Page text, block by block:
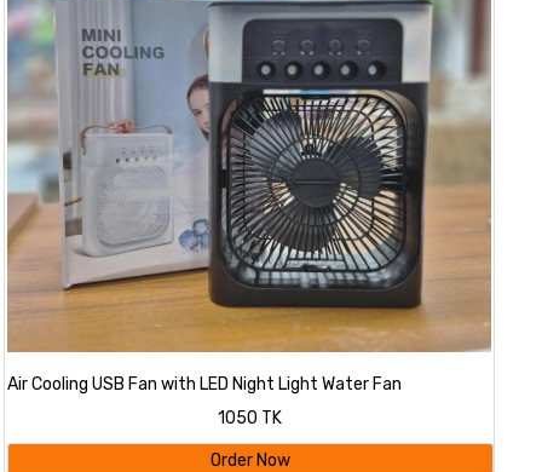
Air Cooling USB Fan with LED Night Light Water Fan
1050 TK
Order Now